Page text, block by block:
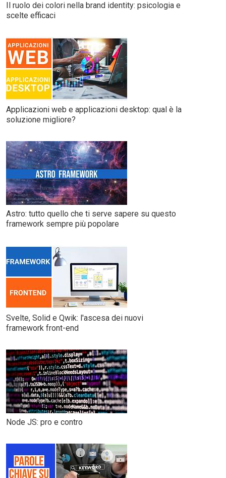
Il ruolo dei colori nella brand identity: psicologia e
scelte efficaci
Applicazioni web e applicazioni desktop: qual è la
soluzione migliore?
Astro: tutto quello che ti serve sapere su questo
framework sempre più popolare
Svelte, Solid e Qwik: l'ascesa dei nuovi
framework front-end
Node JS: pro e contro